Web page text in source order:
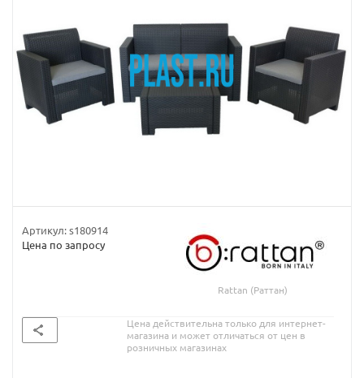
Артикул:s180914
Цена по запросу
Rattan (Раттан)
Цена действительна только для интернет-
магазина и может отличаться от цен в
розничных магазинах